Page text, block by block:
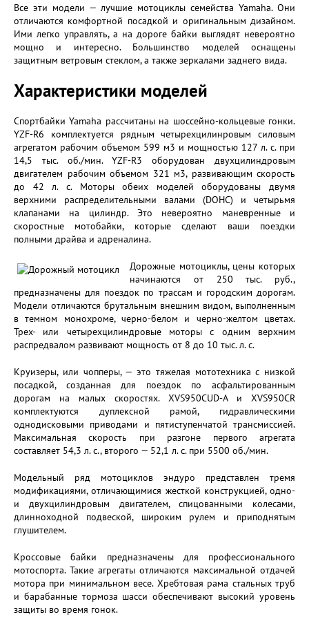
Все эти модели — лучшие мотоциклы семейства Yamaha. Они
отличаются комфортной посадкой и оригинальным дизайном.
Ими легко управлять, а на дороге байки выглядят невероятно
мощно и интересно. Большинство моделей оснащены
защитным ветровым стеклом, а также зеркалами заднего вида.
Характеристики моделей
Спортбайки Yamaha рассчитаны на шоссейно-кольцевые гонки.
YZF-R6 комплектуется рядным четырехцилинровым силовым
агрегатом рабочим объемом 599 м3 и мощностью 127 л. с. при
14,5 тыс. об./мин. YZF-R3 оборудован двухцилиндровым
двигателем рабочим объемом 321 м3, развивающим скорость
до 42 л. с. Моторы обеих моделей оборудованы двумя
верхними распределительными валами (DOHC) и четырьмя
клапанами на цилиндр. Это невероятно маневренные и
скоростные мотобайки, которые сделают ваши поездки
полными драйва и адреналина.
Дорожные мотоциклы, цены которых
начинаются от 250 тыс. руб.,
предназначены для поездок по трассам и городским дорогам.
Модели отличаются брутальным внешним видом, выполненным
в темном монохроме, черно-белом и черно-желтом цветах.
Трех- или четырехцилиндровые моторы с одним верхним
распредвалом развивают мощность от 8 до 10 тыс. л. с.
Круизеры, или чопперы, — это тяжелая мототехника с низкой
посадкой, созданная для поездок по асфальтированным
дорогам на малых скоростях. XVS950CUD-A и XVS950CR
комплектуются дуплексной рамой, гидравлическими
однодисковыми приводами и пятиступенчатой трансмиссией.
Максимальная скорость при разгоне первого агрегата
составляет 54,3 л. с., второго — 52,1 л. с. при 5500 об./мин.
Модельный ряд мотоциклов эндуро представлен тремя
модификациями, отличающимися жесткой конструкцией, одно-
и двухцилиндровым двигателем, спицованными колесами,
длинноходной подвеской, широким рулем и приподнятым
глушителем.
Кроссовые байки предназначены для профессионального
мотоспорта. Такие агрегаты отличаются максимальной отдачей
мотора при минимальном весе. Хребтовая рама стальных труб
и барабанные тормоза шасси обеспечивают высокий уровень
защиты во время гонок.